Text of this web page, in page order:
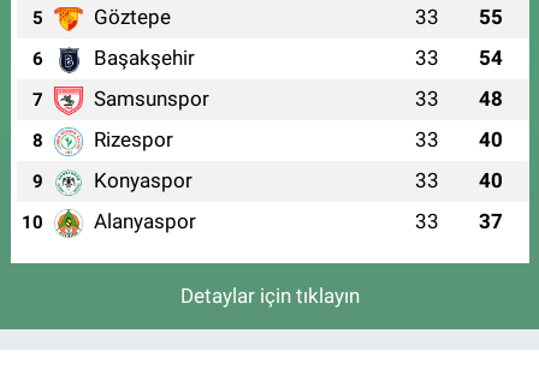
5 Göztepe 33 55
6 Başakşehir 33 54
7 Samsunspor 33 48
8 Rizespor 33 40
9 Konyaspor 33 40
10 Alanyaspor 33 37
Detaylar için tıklayın